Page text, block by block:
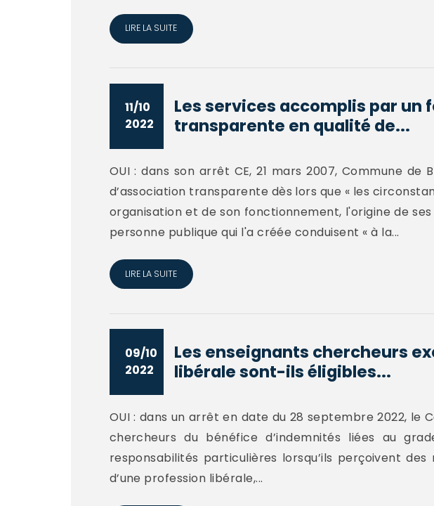
LIRE LA SUITE
11/10
2022
Les services accomplis par
transparente en qualité de...
OUI : dans son arrêt CE, 21 mars 2007, Commune
d’association transparente dès lors que « les
organisation et de son fonctionnement, l'origine de
personne publique qui l'a créée conduisent « à la...
LIRE LA SUITE
09/10
2022
Les enseignants chercheurs
libérale sont-ils éligibles...
OUI : dans un arrêt en date du 28 septembre 2022, le
chercheurs du bénéfice d’indemnités liées au
responsabilités particulières lorsqu’ils perçoivent
d’une profession libérale,...